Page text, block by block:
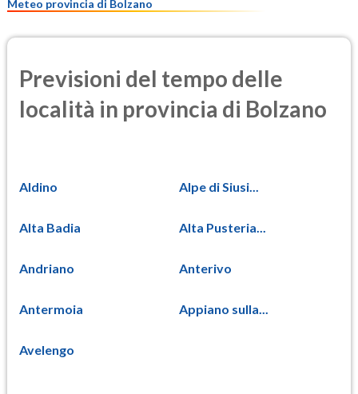
Meteo provincia di Bolzano
Previsioni del tempo delle
località in provincia di Bolzano
Aldino Alpe di Siusi...
Alta Badia Alta Pusteria...
Andriano Anterivo
Antermoia Appiano sulla...
Avelengo